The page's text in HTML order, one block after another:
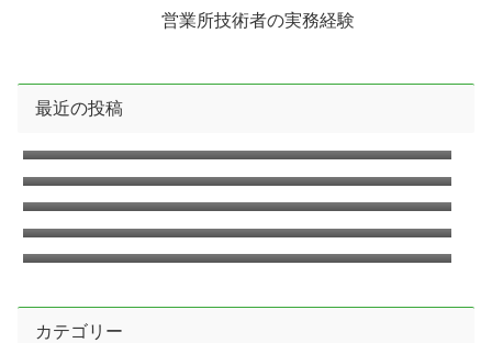
営業所技術者の実務経験
最近の投稿
2026年7月の無料相談のお知らせ
2026年6月の無料相談のお知らせ
臨時休業日のお知らせ2026年6月
2026年5月の無料相談のお知らせ
カテゴリー